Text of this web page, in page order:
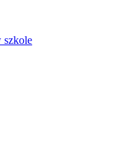
szkole